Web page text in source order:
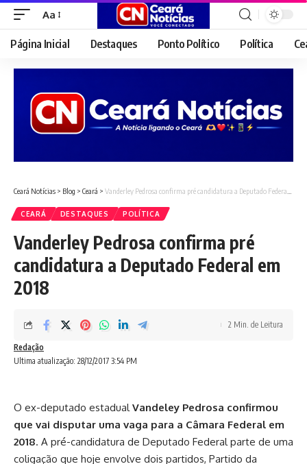
Font
Resizer
Aa
Página Inicial Destaques Ponto Político Política
Ceará Notícias > Blog > Ceará > Vanderley Pedrosa confirma pré candidatura a Deputado Federal em 2018
CEARÁ DESTAQUES POLÍTICA
Vanderley Pedrosa confirma pré
candidatura a Deputado Federal em
2018
Ultima atualização: 28/12/2017 3:54 PM
Redação
2 Min. de Leitura
O ex-deputado estadualVandeley Pedrosa confirmou
que vai disputar uma vaga para a Câmara Federal em
2018. A pré-candidatura de Deputado Federal parte de uma
coligação que hoje envolve dois partidos, Partido da